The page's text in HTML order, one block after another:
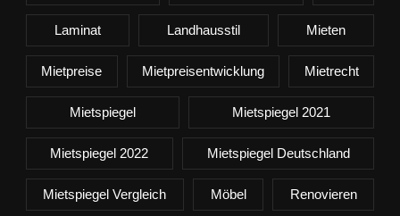
Laminat Landhausstil Mieten
Mietpreise Mietpreisentwicklung Mietrecht
Mietspiegel Mietspiegel 2021
Mietspiegel 2022 Mietspiegel Deutschland
Mietspiegel Vergleich Möbel Renovieren